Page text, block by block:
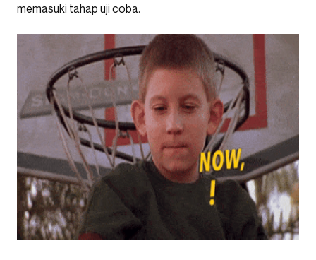
memasuki tahap uji coba.